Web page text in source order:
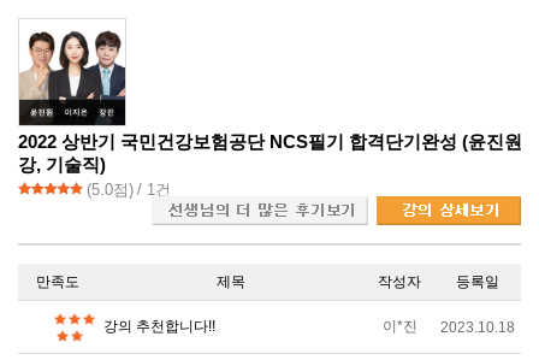
2022 상반기 국민건강보험공단 NCS필기 합격단기완성 (윤진원,
강, 기술직)
(5.0점) / 1건
만족도 제목 작성자 등록일
강의 추천합니다!! 이*진 2023.10.18